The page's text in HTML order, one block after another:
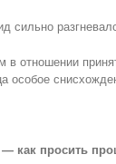
сильно
в отношении
особое
как просить